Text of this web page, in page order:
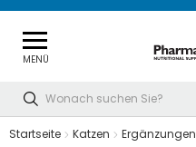
MENÜ
Suche
Startseite Katzen Ergänzungen